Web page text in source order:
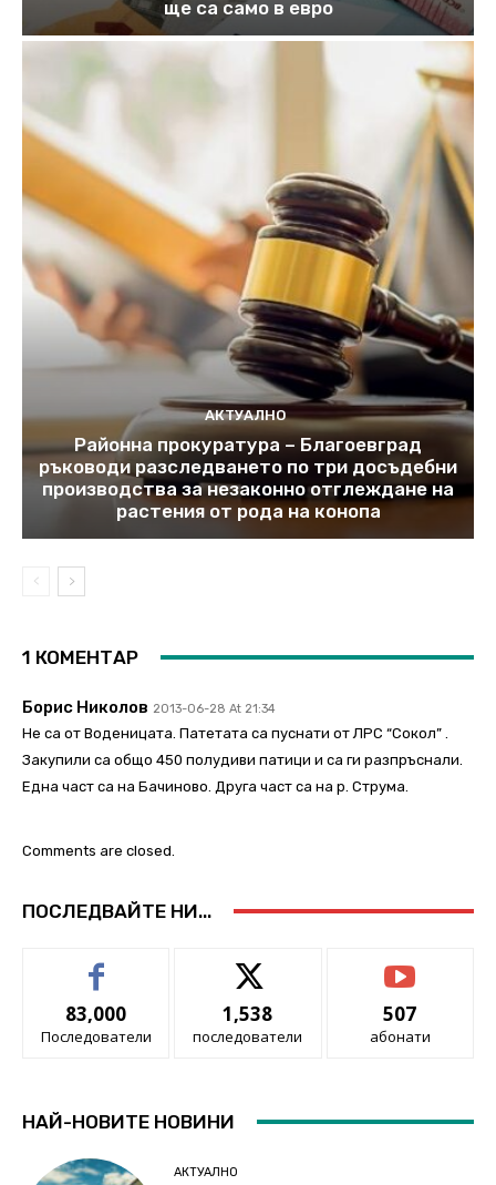
ще са само в евро
АКТУАЛНО
Районна прокуратура – Благоевград
ръководи разследването по три досъдебни
производства за незаконно отглеждане на
растения от рода на конопа
1 КОМЕНТАР
Борис Николов 2013-06-28 At 21:34
Не са от Воденицата. Патетата са пуснати от ЛРС “Сокол” .
Закупили са общо 450 полудиви патици и са ги разпръснали.
Една част са на Бачиново. Друга част са на р. Струма.
Comments are closed.
ПОСЛЕДВАЙТЕ НИ...
83,000
Последователи
1,538
последователи
507
абонати
НАЙ-НОВИТЕ НОВИНИ
АКТУАЛНО